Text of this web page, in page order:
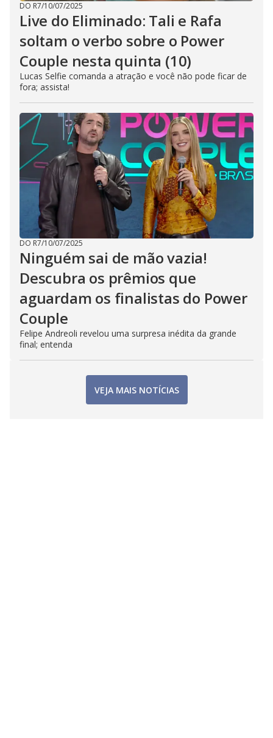
DO R7/10/07/2025
Live do Eliminado: Tali e Rafa
soltam o verbo sobre o Power
Couple nesta quinta (10)
Lucas Selfie comanda a atração e você não pode ficar de
fora; assista!
DO R7/10/07/2025
Ninguém sai de mão vazia!
Descubra os prêmios que
aguardam os finalistas do Power
Couple
Felipe Andreoli revelou uma surpresa inédita da grande
final; entenda
VEJA MAIS NOTÍCIAS